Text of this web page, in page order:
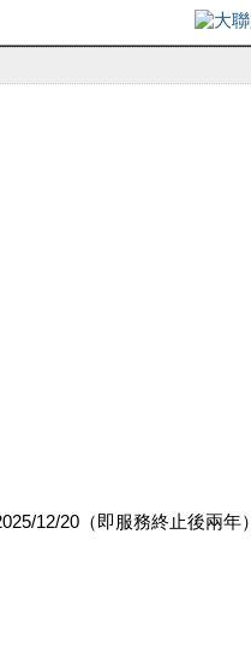
12/20（即服務終止後兩年）